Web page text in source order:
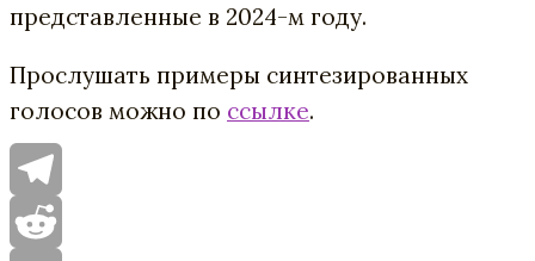
представленные в 2024-м году.
Прослушать примеры синтезированных
голосов можно по ссылке.
Telegram